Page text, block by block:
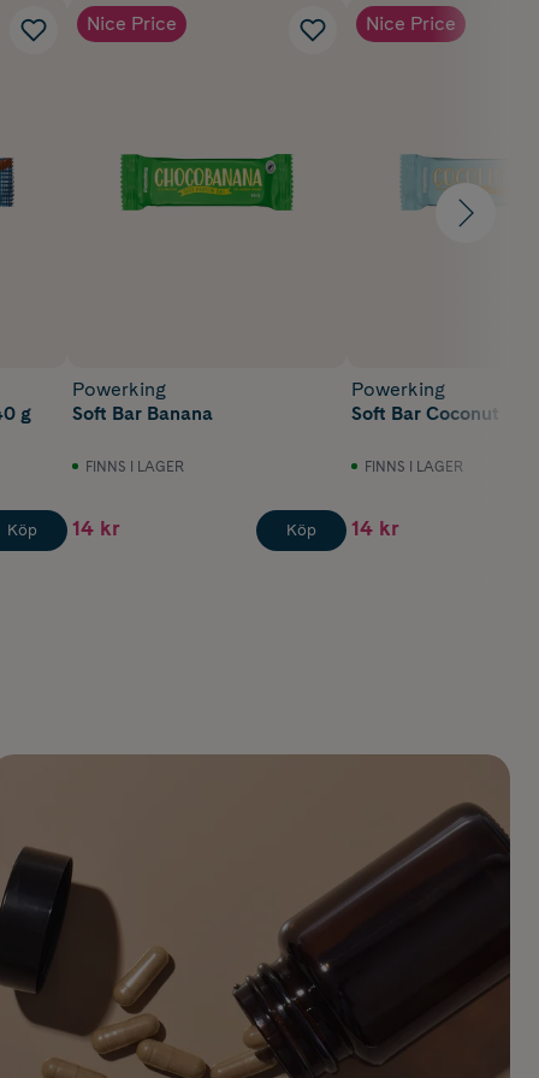
g
Köp
Nice Price
Powerking
Soft Bar Banana
FINNS I LAGER
14 kr Köp
Nice Price
Powerking
Soft Bar Coconut
FINNS I LAGER
14 kr